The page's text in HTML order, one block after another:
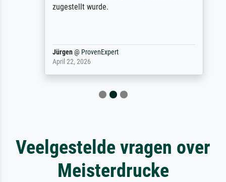
zugestellt wurde.
Jürgen@ProvenExpert
April 22, 2026
Veelgestelde vragen over
Meisterdrucke